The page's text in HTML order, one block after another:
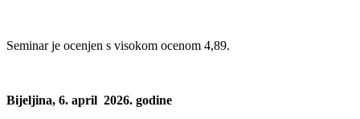
Seminar je ocenjen s visokom ocenom 4,89.
Bijeljina, 6. april 2026. godine